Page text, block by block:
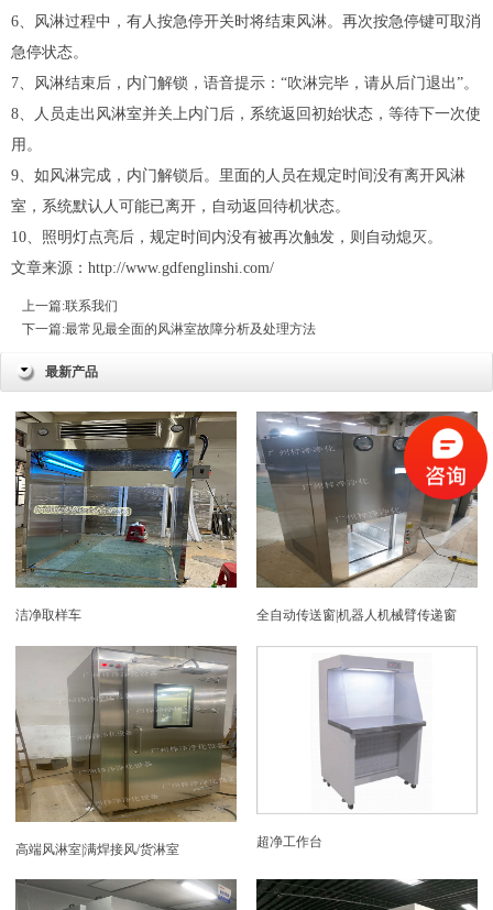
6、风淋过程中，有人按急停开关时将结束风淋。再次按急停键可取消
急停状态。
7、风淋结束后，内门解锁，语音提示：“吹淋完毕，请从后门退出”。
8、人员走出风淋室并关上内门后，系统返回初始状态，等待下一次使
用。
9、如风淋完成，内门解锁后。里面的人员在规定时间没有离开风淋
室，系统默认人可能已离开，自动返回待机状态。
10、照明灯点亮后，规定时间内没有被再次触发，则自动熄灭。
文章来源： http://www.gdfenglinshi.com/
上一篇:联系我们
下一篇:最常见最全面的风淋室故障分析及处理方法
最新产品
洁净取样车 全自动传送窗|机器人机械臂传递窗
高端风淋室|满焊接风/货淋室 超净工作台